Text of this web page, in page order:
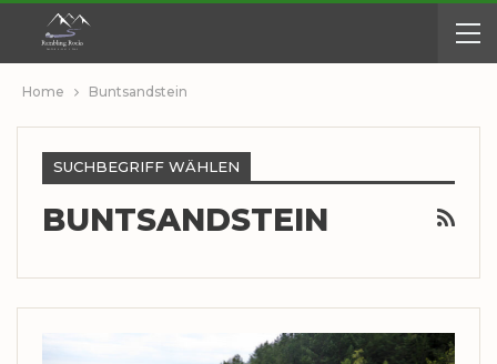
Home Buntsandstein
SUCHBEGRIFF WÄHLEN
BUNTSANDSTEIN